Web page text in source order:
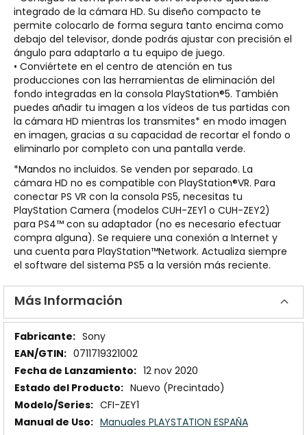
integrado de la cámara HD. Su diseño compacto te
permite colocarlo de forma segura tanto encima como
debajo del televisor, donde podrás ajustar con precisión el
ángulo para adaptarlo a tu equipo de juego.
• Conviértete en el centro de atención en tus
producciones con las herramientas de eliminación del
fondo integradas en la consola PlayStation®5. También
puedes añadir tu imagen a los vídeos de tus partidas con
la cámara HD mientras los transmites* en modo imagen
en imagen, gracias a su capacidad de recortar el fondo o
eliminarlo por completo con una pantalla verde.
*Mandos no incluidos. Se venden por separado. La
cámara HD no es compatible con PlayStation®VR. Para
conectar PS VR con la consola PS5, necesitas tu
PlayStation Camera (modelos CUH-ZEY1 o CUH-ZEY2)
para PS4™ con su adaptador (no es necesario efectuar
compra alguna). Se requiere una conexión a Internet y
una cuenta para PlayStation™Network. Actualiza siempre
el software del sistema PS5 a la versión más reciente.
Más Información
Más
Información
Sony
0711719321002
12 nov 2020
Nuevo (Precintado)
CFI-ZEY1
Manuales PLAYSTATION ESPAÑA